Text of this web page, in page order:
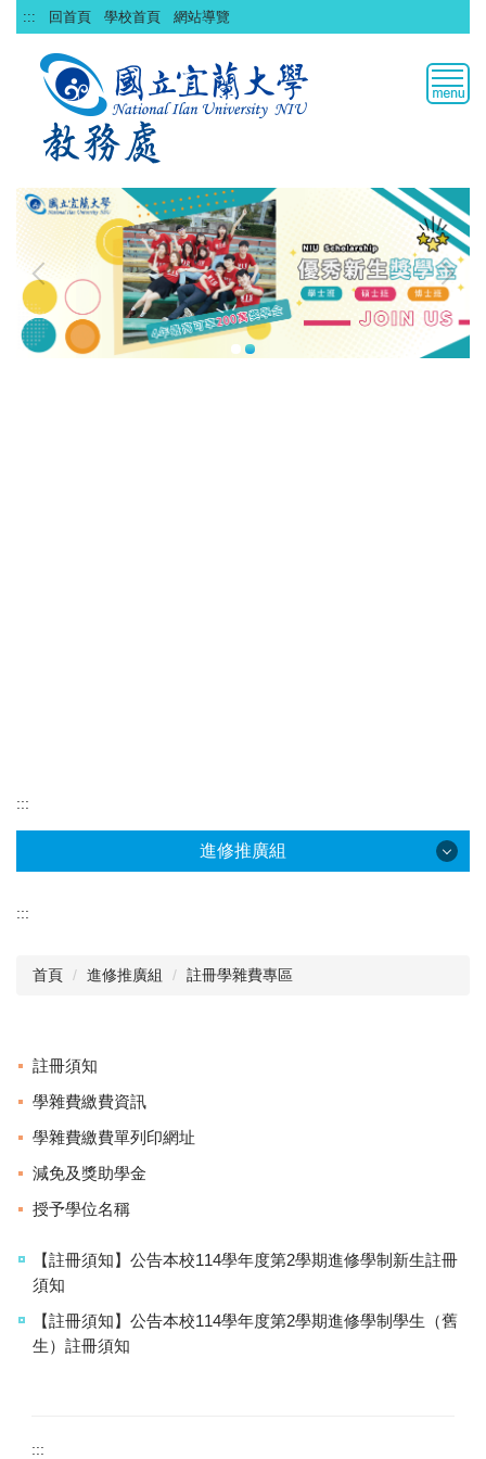
跳
到
::: 回首頁 學校首頁 網站導覽
:::
進修推廣組
本組簡介
招生資訊
註冊學雜費專區
課程及選課專區
研究生專區
各項申辦流程
表格下載
相關章則
服務時間
:::
首頁 進修推廣組 註冊學雜費專區
註冊須知
學雜費繳費資訊
學雜費繳費單列印網址
減免及獎助學金
授予學位名稱
【註冊須知】公告本校114學年度第2學期進修學制新生註冊
須知
【註冊須知】公告本校114學年度第2學期進修學制學生（舊
生）註冊須知
:::